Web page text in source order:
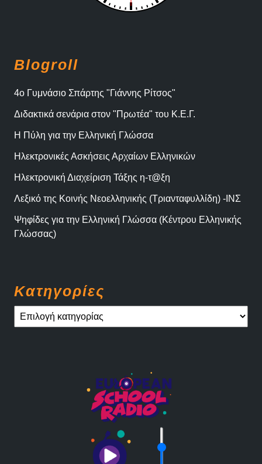
Blogroll
4ο Γυμνάσιο Σπάρτης "Γιάννης Ρίτσος"
Διδακτικά σενάρια στον "Πρωτέα" του Κ.Ε.Γ.
Η Πύλη για την Ελληνική Γλώσσα
Ηλεκτρονικές Ασκήσεις Αρχαίων Ελληνικών
Ηλεκτρονική Διαχείριση Τάξης η-τ@ξη
Λεξικό της Κοινής Νεοελληνικής (Τριανταφυλλίδη) -ΙΝΣ
Ψηφίδες για την Ελληνική Γλώσσα (Κέντρου Ελληνικής
Γλώσσας)
Kατηγορίες
Kατηγορίες